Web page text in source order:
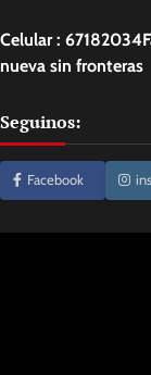
Celular :
nueva sin fronteras
Seguinos:
Facebook